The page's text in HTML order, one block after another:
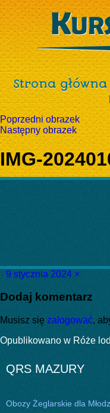
Strona główna
Poprzedni obrazek
Następny obrazek
IMG-
Data
9 stycznia 2024Pełny
×
Dodaj komentarz
Musisz się zalogować,
Nawigacja
Opublikowano w Róże
QRS MAZURY
Obozy Żeglarskie dla